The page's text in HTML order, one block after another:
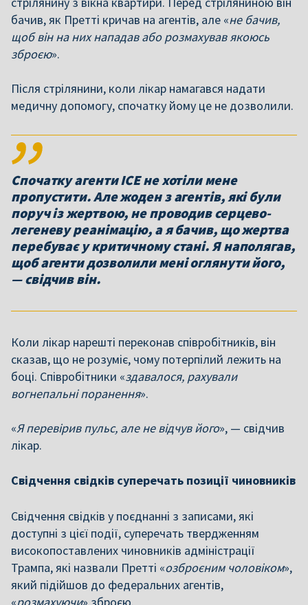
бачив, як Претті кричав на агентів, але «не бачив,
щоб він на них нападав або розмахував якоюсь
зброєю».
Після стрілянини, коли лікар намагався надати
медичну допомогу, спочатку йому це не дозволили.
Спочатку агенти ICE не хотіли мене
пропустити. Але жоден з агентів, які були
поруч із жертвою, не проводив серцево-
легеневу реанімацію, а я бачив, що жертва
перебуває у критичному стані. Я наполягав,
щоб агенти дозволили мені оглянути його,
— свідчив він.
Коли лікар нарешті переконав співробітників, він
сказав, що не розуміє, чому потерпілий лежить на
боці. Співробітники «здавалося, рахували
вогнепальні поранення».
«Я перевірив пульс, але не відчув його», — свідчив
лікар.
Свідчення свідків суперечать позиції чиновників
Свідчення свідків у поєднанні з записами, які
доступні з цієї події, суперечать твердженням
високопоставлених чиновників адміністрації
Трампа, які назвали Претті «озброєним чоловіком»,
який підійшов до федеральних агентів,